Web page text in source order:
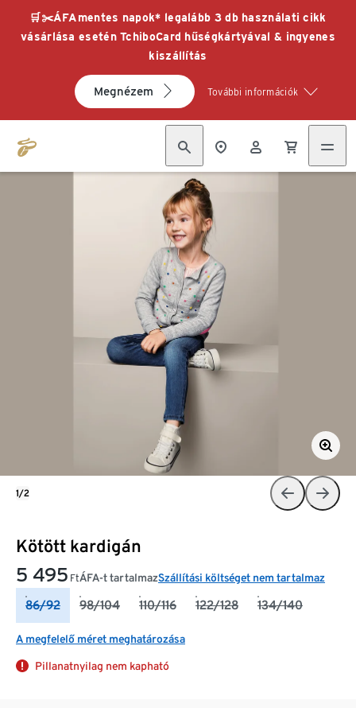
🛒✂️ÁFAmentes napok* legalább 3 db használati cikk
vásárlása esetén TchiboCard hűségkártyával & ingyenes
kiszállítás
Megnézem További információk
Kötött kardigán
5 495 FtÁFA-t tartalmazSzállítási költséget nem tartalmaz
86/92 98/104 110/116 122/128 134/140
A megfelelő méret meghatározása
Pillanatnyilag nem kapható
1/2